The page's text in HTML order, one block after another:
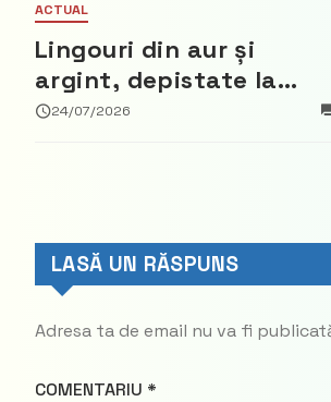
ACTUAL
Lingouri din aur și
argint, depistate la
vama Aeroport
24/07/2026
LASĂ UN RĂSPUNS
Adresa ta de email nu va fi
COMENTARIU *